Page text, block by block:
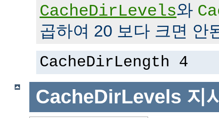
CacheDirLevels와
곱하여 20 보다 크면 안
CacheDirLength 4
CacheDirLevels 지